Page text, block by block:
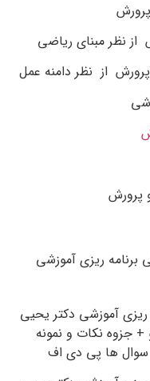
نظر مبنای ریاضی
از نظر دامنه عمل
پرورش
ریزی آموزشی